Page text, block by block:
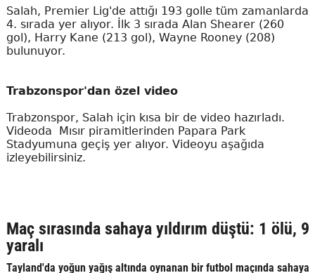
Salah, Premier Lig'de attığı 193 golle tüm zamanlarda
4. sırada yer alıyor. İlk 3 sırada Alan Shearer (260
gol), Harry Kane (213 gol), Wayne Rooney (208)
bulunuyor.
Trabzonspor'dan özel video
Trabzonspor, Salah için kısa bir de video hazırladı.
Videoda Mısır piramitlerinden Papara Park
Stadyumuna geçiş yer alıyor. Videoyu aşağıda
izleyebilirsiniz.
Maç sırasında sahaya yıldırım düştü: 1 ölü, 9
yaralı
Tayland'da yoğun yağış altında oynanan bir futbol maçında sahaya